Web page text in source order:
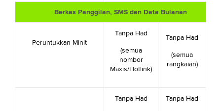
Berkas Panggilan, SMS dan Data Bulanan
Peruntukkan Minit
Tanpa Had
(semua
nombor
Maxis/Hotlink)
Tanpa Had
(semua
rangkaian)
Tanpa Had Tanpa Had